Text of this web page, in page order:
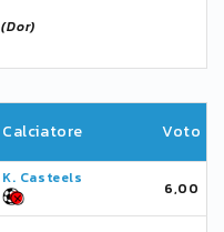
(Dor)
Calciatore Voto
K. Casteels
6,00